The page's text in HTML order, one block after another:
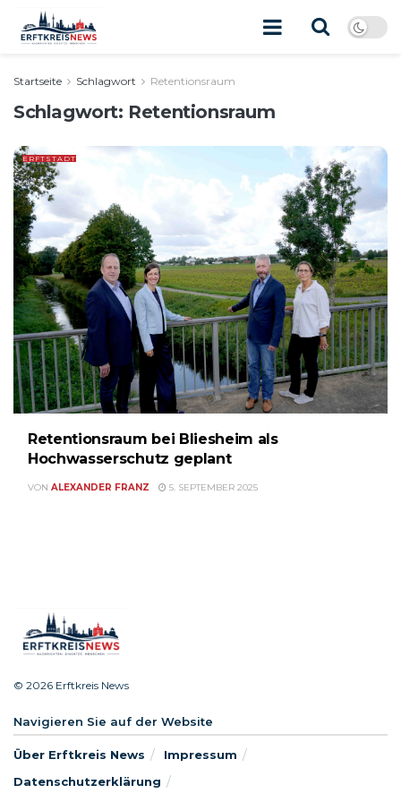
Startseite Schlagwort Retentionsraum
Schlagwort: Retentionsraum
ERFTSTADT
Retentionsraum bei Bliesheim als
Hochwasserschutz geplant
VON ALEXANDER FRANZ 5. SEPTEMBER 2025
© 2026 Erftkreis News
Navigieren Sie auf der Website
Über Erftkreis News
Impressum
Datenschutzerklärung